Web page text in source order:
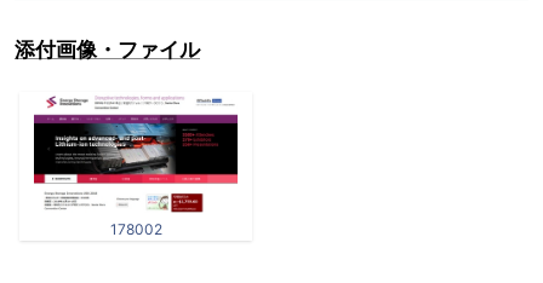
添付画像・ファイル
178002